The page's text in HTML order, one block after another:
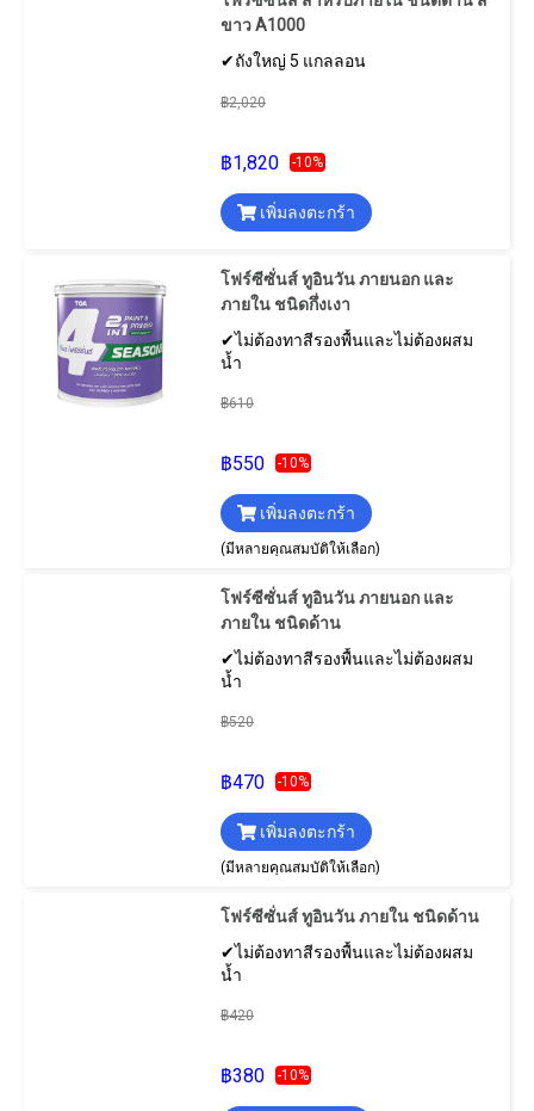
ขาว A1000
✔ถังใหญ่ 5 แกลลอน
฿2,020
฿1,820 -10%
เพิ่มลงตะกร้า
โฟร์ซีซั่นส์ ทูอินวัน ภายนอก และ
ภายใน ชนิดกึ่งเงา
✔ไม่ต้องทาสีรองพื้นและไม่ต้องผสม
น้ำ
฿610
฿550 -10%
เพิ่มลงตะกร้า
(มีหลายคุณสมบัติให้เลือก)
โฟร์ซีซั่นส์ ทูอินวัน ภายนอก และ
ภายใน ชนิดด้าน
✔ไม่ต้องทาสีรองพื้นและไม่ต้องผสม
น้ำ
฿520
฿470 -10%
เพิ่มลงตะกร้า
(มีหลายคุณสมบัติให้เลือก)
โฟร์ซีซั่นส์ ทูอินวัน ภายใน ชนิดด้าน
✔ไม่ต้องทาสีรองพื้นและไม่ต้องผสม
น้ำ
฿420
฿380 -10%